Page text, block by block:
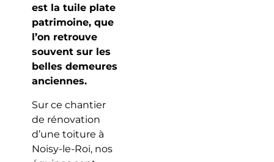
est la tuile plate
patrimoine, que
l’on retrouve
souvent sur les
belles demeures
anciennes.
Sur ce chantier
de rénovation
d’une toiture à
Noisy-le-Roi, nos